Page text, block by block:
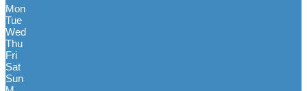
Mon
Tue
Wed
Thu
Fri
Sat
Sun